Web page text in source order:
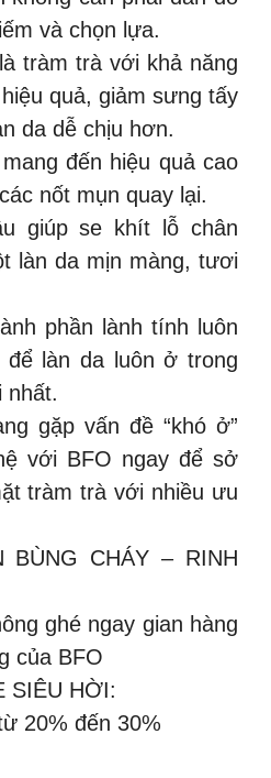
và chọn lựa.
tràm trà với khả năng
quả, giảm sưng tấy
da dễ chịu hơn.
đến hiệu quả cao
nốt mụn quay lại.
giúp se khít lỗ chân
làn da mịn màng, tươi
phần lành tính luôn
để làn da luôn ở trong
nhất.
gặp vấn đề “khó ở”
với BFO ngay để sở
tràm trà với nhiều ưu
BÙNG CHÁY – RINH
ghé ngay gian hàng
của BFO
SIÊU HỜI:
20% đến 30%